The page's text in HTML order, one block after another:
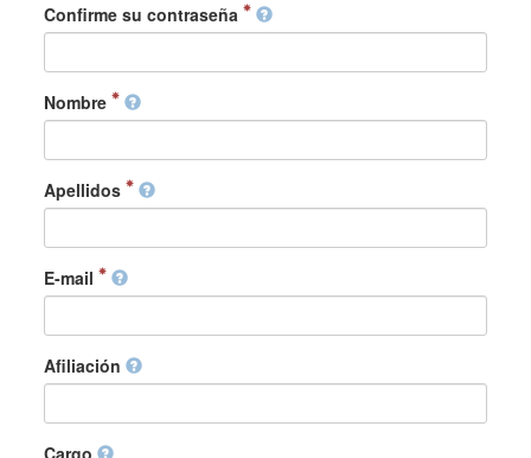
Confirme su contraseña
Nombre
Apellidos
E-mail
Afiliación
Cargo